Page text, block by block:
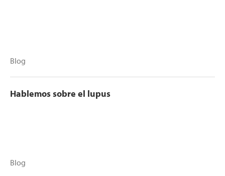
Blog
Hablemos sobre el lupus
Blog